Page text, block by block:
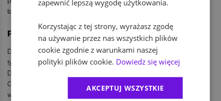
łatwiej wrócić do codziennych obowiązków.
Przygotuj się do powrotu
Dobre zaplanowanie pracy przed wyjazdem zapewni nie
tylko udany wypoczynek, lecz także spokojny powrót.
Dzięki temu będziesz mógł lepiej przewidzieć to, co czeka
Cię pierwszego dnia z powrotem w pracy i unikniesz
większości niemiłych niespodzianek.
zapewnić lepszą wygodę użytkowania.
Korzystając z tej strony, wyrażasz zgodę
na używanie przez nas wszystkich plików
cookie zgodnie z warunkami naszej
polityki plików cookie. Dowiedz się więcej
AKCEPTUJ WSZYSTKIE